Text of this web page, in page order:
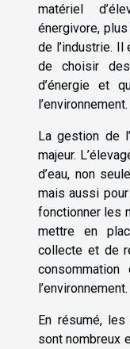
matériel
énergivore,
de l’industrie.
de choisir
d’énergie et
l’environnement.
La gestion de
majeur.
d’eau, non
mais aussi
fonctionner les
mettre en
collecte et de
consommation
l’environnement.
En résumé,
sont nombreux